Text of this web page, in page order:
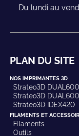
Du lundi au
PLAN DU SITE
NOS IMPRIMANTES 3D
Strateo3D DUAL600
Strateo3D
Strateo3D IDEX420
FILAMENTS ET
Filaments
Outils